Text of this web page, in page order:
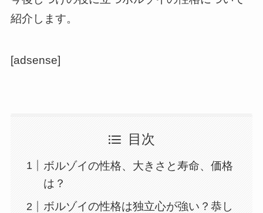
紹介します。
[adsense]
目次
ボルゾイの性格、大きさと寿命、価格
は？
ボルゾイの性格は独立心が強い？恭し